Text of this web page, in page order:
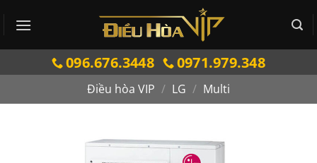
qua
096.676.3448 0971.979.348
Điều hòa VIP / LG / Multi